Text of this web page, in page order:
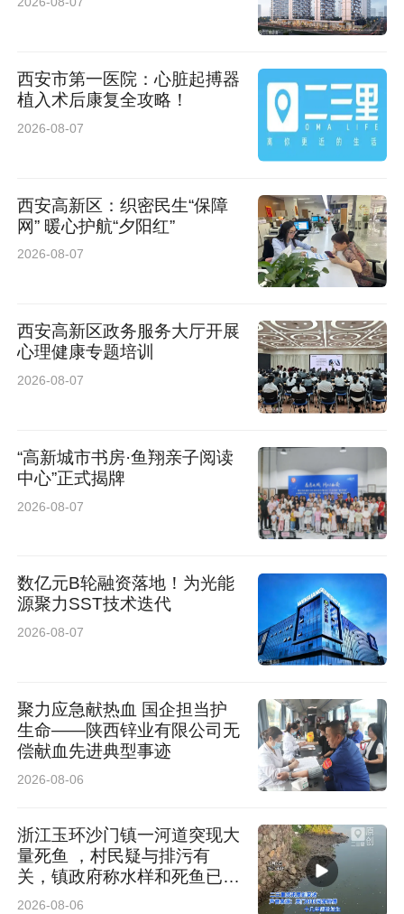
西安市第一医院：心脏起搏器
植入术后康复全攻略！
2026-08-07
西安高新区：织密民生“保障
网” 暖心护航“夕阳红”
2026-08-07
西安高新区政务服务大厅开展
心理健康专题培训
2026-08-07
“高新城市书房·鱼翔亲子阅读
中心”正式揭牌
2026-08-07
数亿元B轮融资落地！为光能
源聚力SST技术迭代
2026-08-07
聚力应急献热血 国企担当护
生命——陕西锌业有限公司无
偿献血先进典型事迹
2026-08-06
浙江玉环沙门镇一河道突现大
量死鱼 ，村民疑与排污有
关，镇政府称水样和死鱼已送
检
2026-08-06